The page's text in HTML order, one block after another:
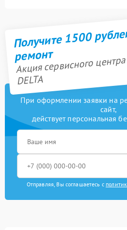
Получите 1500
ремонт
Акция сервисного центра
DELTA
При оформлении заявки на
сайт,
действует персональная
Отправляя, Вы соглашаетесь с